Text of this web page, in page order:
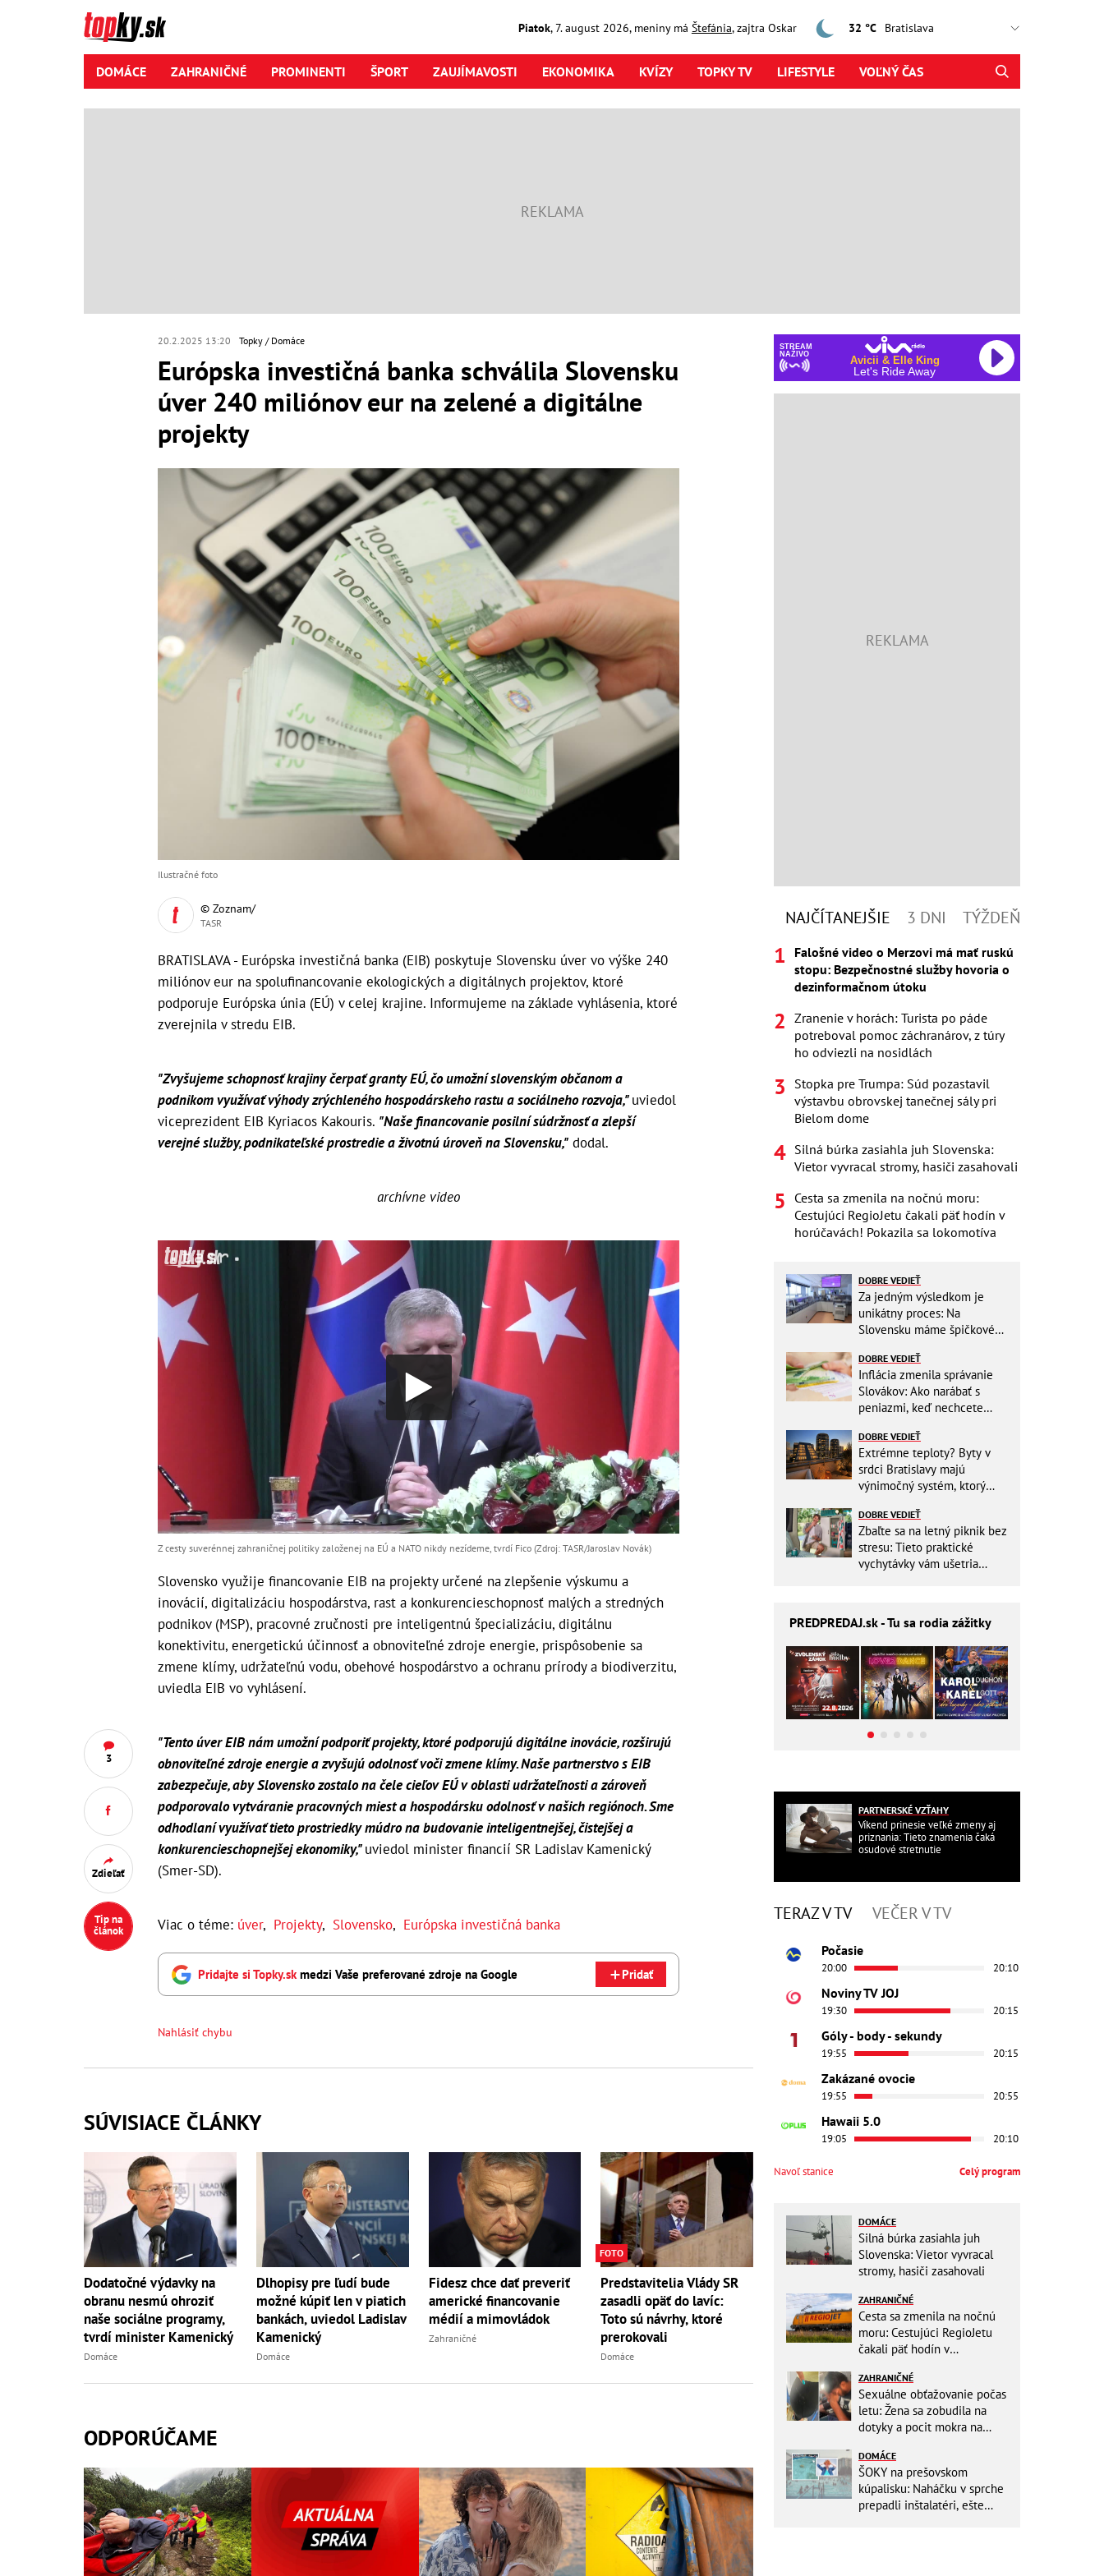
Piatok,7. august2026, meniny má Štefánia, zajtra Oskar 32 °C
DOMÁCE ZAHRANIČNÉ PROMINENTI ŠPORT ZAUJÍMAVOSTI EKONOMIKA KVÍZY TOPKY TV LIFESTYLE VOĽNÝ ČAS
20.2.2025 13:20 Topky Domáce
Európska investičná banka schválila Slovensku
úver 240 miliónov eur na zelené a digitálne
projekty
3
Zdieľať
Tip na
článok
Ilustračné foto
© Zoznam/
TASR
BRATISLAVA - Európska investičná banka (EIB) poskytuje Slovensku úver vo výške 240
miliónov eur na spolufinancovanie ekologických a digitálnych projektov, ktoré
podporuje Európska únia (EÚ) v celej krajine. Informujeme na základe vyhlásenia, ktoré
zverejnila v stredu EIB.
"Zvyšujeme schopnosť krajiny čerpať granty EÚ, čo umožní slovenským občanom a
podnikom využívať výhody zrýchleného hospodárskeho rastu a sociálneho rozvoja,"uviedol
viceprezident EIB Kyriacos Kakouris. "Naše financovanie posilní súdržnosť a zlepší
verejné služby, podnikateľské prostredie a životnú úroveň na Slovensku," dodal.
archívne video
Z cesty suverénnej zahraničnej politiky založenej na EÚ a NATO nikdy nezídeme, tvrdí Fico (Zdroj: TASR/Jaroslav Novák)
Slovensko využije financovanie EIB na projekty určené na zlepšenie výskumu a
inovácií, digitalizáciu hospodárstva, rast a konkurencieschopnosť malých a stredných
podnikov (MSP), pracovné zručnosti pre inteligentnú špecializáciu, digitálnu
konektivitu, energetickú účinnosť a obnoviteľné zdroje energie, prispôsobenie sa
zmene klímy, udržateľnú vodu, obehové hospodárstvo a ochranu prírody a biodiverzitu,
uviedla EIB vo vyhlásení.
"Tento úver EIB nám umožní podporiť projekty, ktoré podporujú digitálne inovácie, rozširujú
obnoviteľné zdroje energie a zvyšujú odolnosť voči zmene klímy. Naše partnerstvo s EIB
zabezpečuje, aby Slovensko zostalo na čele cieľov EÚ v oblasti udržateľnosti a zároveň
podporovalo vytváranie pracovných miest a hospodársku odolnosť v našich regiónoch. Sme
odhodlaní využívať tieto prostriedky múdro na budovanie inteligentnejšej, čistejšej a
konkurencieschopnejšej ekonomiky,"uviedol minister financií SR Ladislav Kamenický
(Smer-SD).
Viac o téme: úver, Projekty, Slovensko, Európska investičná banka
Pridajte si Topky.skmedzi Vaše preferované zdroje na Google Pridať
Nahlásiť chybu
SÚVISIACE ČLÁNKY
Dodatočné výdavky na
obranu nesmú ohroziť
naše sociálne programy,
tvrdí minister Kamenický
Domáce
Dlhopisy pre ľudí bude
možné kúpiť len v piatich
bankách, uviedol Ladislav
Kamenický
Domáce
Fidesz chce dať preveriť
americké financovanie
médií a mimovládok
Zahraničné
FOTO
Predstavitelia Vlády SR
zasadli opäť do lavíc:
Toto sú návrhy, ktoré
prerokovali
Domáce
ODPORÚČAME
STREAM
NAŽIVO
Avicii & Elle King
Let's Ride Away
NAJČÍTANEJŠIE 3 DNI TÝŽDEŇ
Falošné video o Merzovi má mať ruskú
stopu: Bezpečnostné služby hovoria o
dezinformačnom útoku
Zranenie v horách: Turista po páde
potreboval pomoc záchranárov, z túry
ho odviezli na nosidlách
Stopka pre Trumpa: Súd pozastavil
výstavbu obrovskej tanečnej sály pri
Bielom dome
Silná búrka zasiahla juh Slovenska:
Vietor vyvracal stromy, hasiči zasahovali
Cesta sa zmenila na nočnú moru:
Cestujúci RegioJetu čakali päť hodín v
horúčavách! Pokazila sa lokomotíva
DOBRE VEDIEŤ
Za jedným výsledkom je
unikátny proces: Na
Slovensku máme špičkové
DOBRE VEDIEŤ
Inflácia zmenila správanie
Slovákov: Ako narábať s
peniazmi, keď nechcete
DOBRE VEDIEŤ
Extrémne teploty? Byty v
srdci Bratislavy majú
výnimočný systém, ktorý
DOBRE VEDIEŤ
Zbaľte sa na letný piknik bez
stresu: Tieto praktické
vychytávky vám ušetria
PREDPREDAJ.sk - Tu sa rodia zážitky
PARTNERSKÉ VZŤAHY
Víkend prinesie veľké zmeny aj
priznania: Tieto znamenia čaká
osudové stretnutie
TERAZ V TV VEČER V TV
Počasie
20:00 20:10
Noviny TV JOJ
19:30 20:15
Góly - body - sekundy
19:55 20:15
Zakázané ovocie
19:55 20:55
Hawaii 5.0
19:05 20:10
Navoľ stanice Celý program
DOMÁCE
Silná búrka zasiahla juh
Slovenska: Vietor vyvracal
stromy, hasiči zasahovali
ZAHRANIČNÉ
Cesta sa zmenila na nočnú
moru: Cestujúci RegioJetu
čakali päť hodín v
lokomotíva
ZAHRANIČNÉ
Sexuálne obťažovanie počas
letu: Žena sa zobudila na
dotyky a pocit mokra na
priznal
DOMÁCE
ŠOKY na prešovskom
kúpalisku: Naháčku v sprche
prepadli inštalatéri, ešte